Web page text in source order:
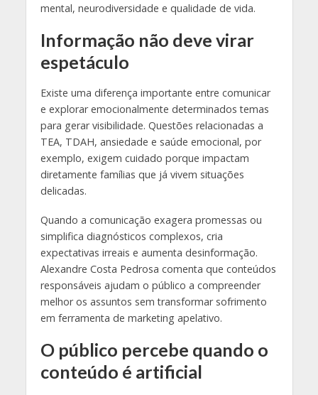
mental, neurodiversidade e qualidade de vida.
Informação não deve virar
espetáculo
Existe uma diferença importante entre comunicar
e explorar emocionalmente determinados temas
para gerar visibilidade. Questões relacionadas a
TEA, TDAH, ansiedade e saúde emocional, por
exemplo, exigem cuidado porque impactam
diretamente famílias que já vivem situações
delicadas.
Quando a comunicação exagera promessas ou
simplifica diagnósticos complexos, cria
expectativas irreais e aumenta desinformação.
Alexandre Costa Pedrosa comenta que conteúdos
responsáveis ajudam o público a compreender
melhor os assuntos sem transformar sofrimento
em ferramenta de marketing apelativo.
O público percebe quando o
conteúdo é artificial